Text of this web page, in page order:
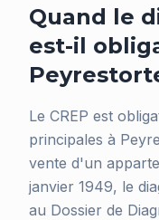
Quand le
est-il
Le CREP est
principales à
vente d'un
janvier 1949, le
au Dossier de